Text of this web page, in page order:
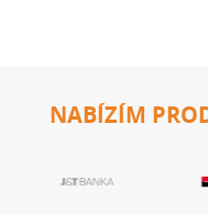
NABÍZÍM